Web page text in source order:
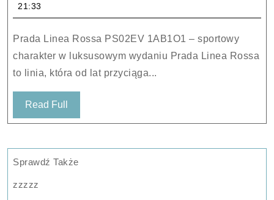
21:33
Prada Linea Rossa PS02EV 1AB1O1 – sportowy
charakter w luksusowym wydaniu Prada Linea Rossa
to linia, która od lat przyciąga...
Read Full
Full
Sprawdź Także
zzzzz